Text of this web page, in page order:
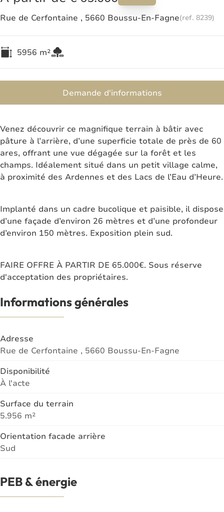
Rue de Cerfontaine , 5660 Boussu-En-Fagne(ref. 8239)
5956 m²
Demande d'informations
Venez découvrir ce magnifique terrain à bâtir avec
pâture à l’arrière, d’une superficie totale de près de 60
ares, offrant une vue dégagée sur la forêt et les
champs. Idéalement situé dans un petit village calme,
à proximité des Ardennes et des Lacs de l’Eau d’Heure.
Implanté dans un cadre bucolique et paisible, il dispose
d’une façade d’environ 26 mètres et d’une profondeur
d’environ 150 mètres. Exposition plein sud.
FAIRE OFFRE À PARTIR DE 65.000€. Sous réserve
d'acceptation des propriétaires.
Informations générales
Adresse
Rue de Cerfontaine , 5660 Boussu-En-Fagne
Disponibilité
À l'acte
Surface du terrain
5.956 m²
Orientation facade arrière
Sud
PEB & énergie